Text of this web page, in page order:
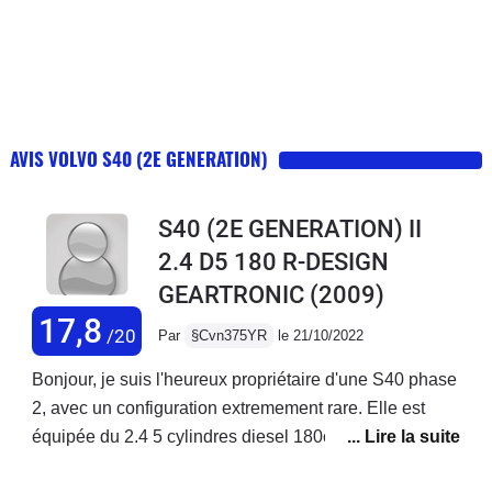
AVIS VOLVO S40 (2E GENERATION)
17,8 /20
S40 (2E GENERATION) II
2.4 D5 180 R-DESIGN
GEARTRONIC (2009)
Par §Cvn375YR le 21/10/2022
Bonjour, je suis l'heureux propriétaire d'une S40 phase
2, avec un configuration extremement rare. Elle est
équipée du 2.4 5 cylindres diesel 180ch (D5), en boite